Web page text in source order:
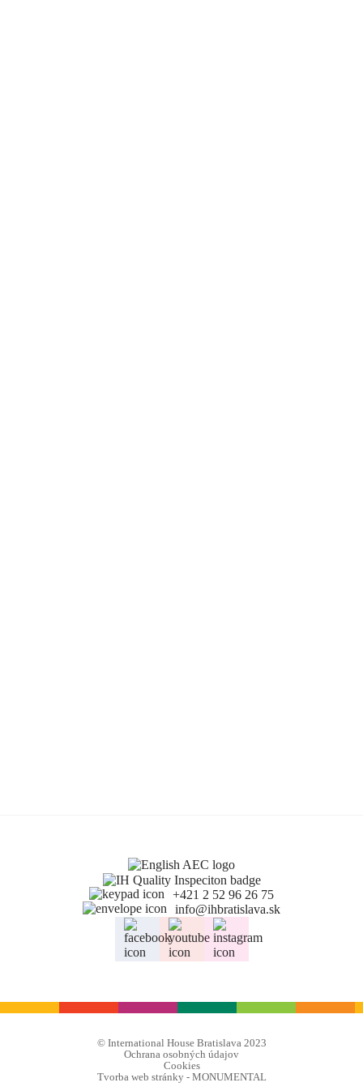
+421 2 52 96 26 75
info@ihbratislava.sk
© International House Bratislava 2023
Ochrana osobných údajov
Cookies
Tvorba web stránky - MONUMENTAL